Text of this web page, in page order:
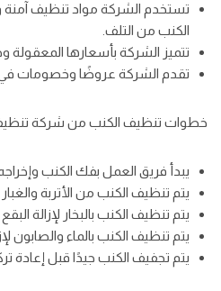
تستخدم الشركة مواد تنظيف
الكنب من التلف.
تتميز الشركة بأسعارها المعقولة
تقدم الشركة عروضًا وخصومات في
خطوات تنظيف الكنب من شركة تنظيف
يبدأ فريق العمل بفك الكنب
يتم تنظيف الكنب من الأتربة
يتم تنظيف الكنب بالبخار لإزالة
يتم تنظيف الكنب بالماء والصابون
يتم تجفيف الكنب جيدًا قبل إعادة